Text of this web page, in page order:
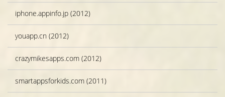
iphone.appinfo.jp (2012)
youapp.cn (2012)
crazymikesapps.com (2012)
smartappsforkids.com (2011)